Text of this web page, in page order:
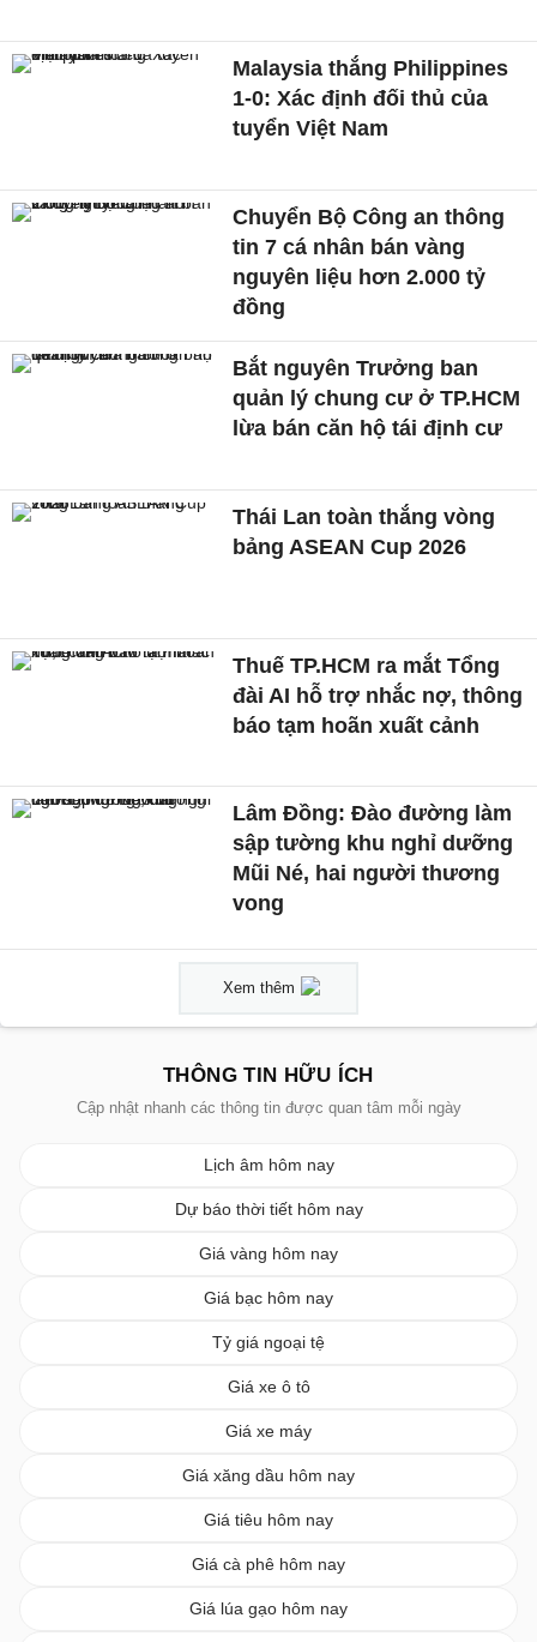
Malaysia thắng Philippines
1-0: Xác định đối thủ của
tuyển Việt Nam
Chuyển Bộ Công an thông
tin 7 cá nhân bán vàng
nguyên liệu hơn 2.000 tỷ
đồng
Bắt nguyên Trưởng ban
quản lý chung cư ở TP.HCM
lừa bán căn hộ tái định cư
Thái Lan toàn thắng vòng
bảng ASEAN Cup 2026
Thuế TP.HCM ra mắt Tổng
đài AI hỗ trợ nhắc nợ, thông
báo tạm hoãn xuất cảnh
Lâm Đồng: Đào đường làm
sập tường khu nghỉ dưỡng
Mũi Né, hai người thương
vong
Xem thêm
THÔNG TIN HỮU ÍCH
Cập nhật nhanh các thông tin được quan tâm mỗi ngày
Lịch âm hôm nay
Dự báo thời tiết hôm nay
Giá vàng hôm nay
Giá bạc hôm nay
Tỷ giá ngoại tệ
Giá xe ô tô
Giá xe máy
Giá xăng dầu hôm nay
Giá tiêu hôm nay
Giá cà phê hôm nay
Giá lúa gạo hôm nay